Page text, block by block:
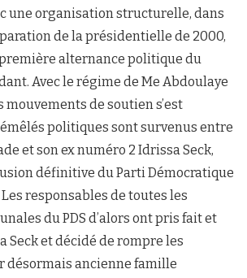
une organisation structurelle, dans
de la présidentielle de 2000,
alternance politique du
Avec le régime de Me Abdoulaye
mouvements de soutien s’est
politiques sont survenus entre
et son ex numéro 2 Idrissa Seck,
définitive du Parti Démocratique
Les responsables de toutes les
du PDS d’alors ont pris fait et
Seck et décidé de rompre les
désormais ancienne famille